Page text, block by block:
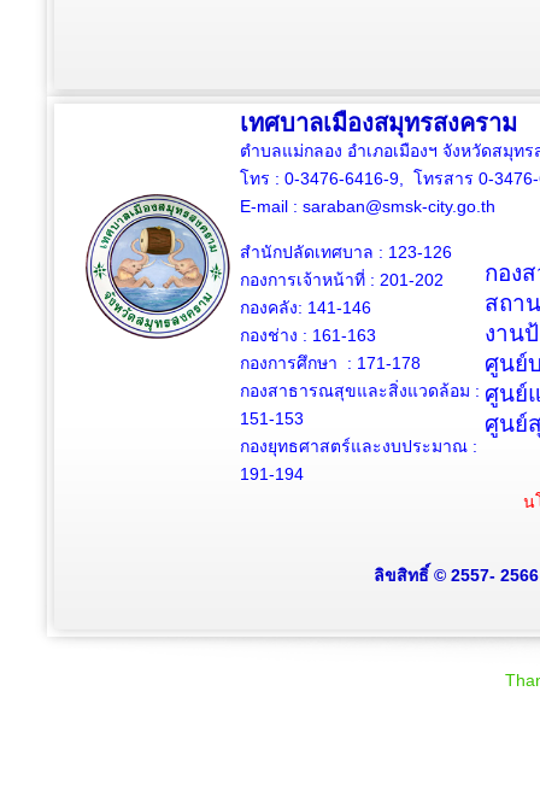
เทศบาลเมืองสมุทรสงคราม
ตำบลแม่กลอง อำเภอเมืองฯ จังหวัดสมุท
โทร : 0-3476-6416-9, โทรสาร 0-
E-mail : saraban@smsk-city.go.th
สำนักปลัดเทศบาล : 123-126
กองการเจ้าหน้าที่ : 201-202
กองคลัง: 141-146
กองช่าง : 161-163
กองการศึกษา : 171-178
กองสาธารณสุขและสิ่งแวดล้อม :
151-153
กองยุทธศาสตร์และงบประมาณ :
191-194
กอง
สถา
งาน
ศูนย์
ศูนย์
ศูนย์
น
ลิขสิทธิ์ © 2557-